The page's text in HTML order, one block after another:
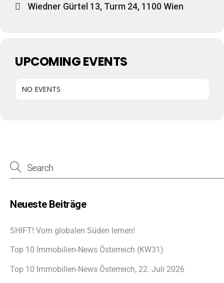
Wiedner Gürtel 13, Turm 24, 1100 Wien
UPCOMING EVENTS
NO EVENTS
Neueste Beiträge
SHIFT! Vom globalen Süden lernen!
Top 10 Immobilien-News Österreich (KW31)
Top 10 Immobilien-News Österreich, 22. Juli 2026